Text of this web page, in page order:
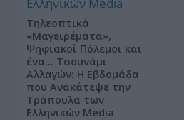
Τηλεοπτικά
«Μαγειρέματα»,
Ψηφιακοί Πόλεμοι και
ένα… Τσουνάμι
Αλλαγών: Η Εβδομάδα
που Ανακάτεψε την
Τράπουλα των
Ελληνικών Media